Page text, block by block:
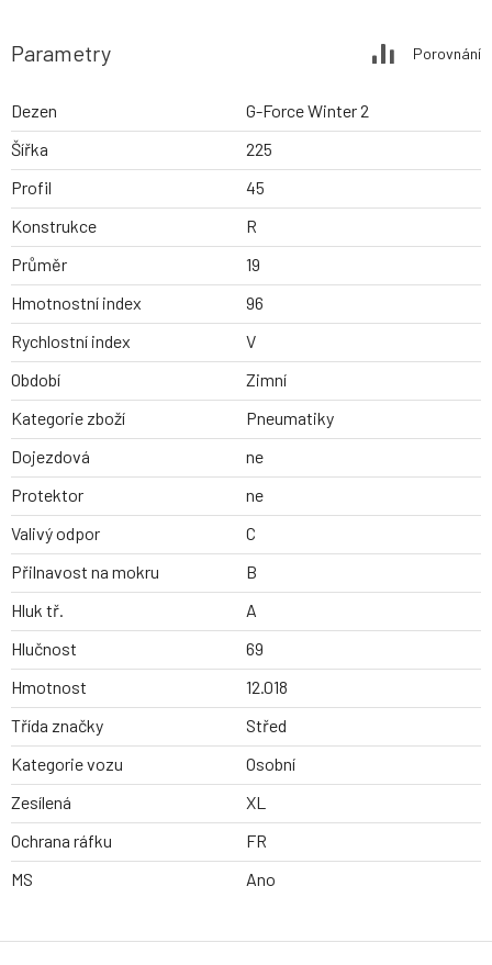
Parametry Porovnání
Dezen
G-Force Winter 2
Šířka
225
Profil
45
Konstrukce
R
Průměr
19
Hmotnostní index
96
Rychlostní index
V
Období
Zimní
Kategorie zboží
Pneumatiky
Dojezdová
ne
Protektor
ne
Valivý odpor
C
Přilnavost na mokru
B
Hluk tř.
A
Hlučnost
69
Hmotnost
12.018
Třída značky
Střed
Kategorie vozu
Osobní
Zesílená
XL
Ochrana ráfku
FR
MS
Ano